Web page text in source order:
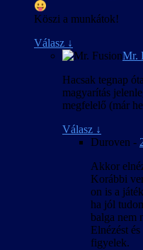
Köszi a munkátok!
Válasz ↓
Mr.
Hacsak tegnap
magyarítás
megfelelő (már
Válasz ↓
Duroven -
Akkor
Korábbi
on is a
ha jól
balga nem
Elnézést
figyelek.